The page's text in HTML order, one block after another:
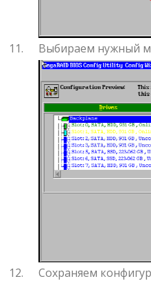
Выбираем нужный
Сохраняем